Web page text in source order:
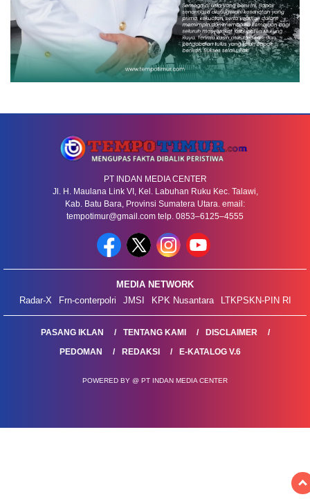
PT INDAN MEDIA CENTER
Jl. H. Maulana Link VI, Kel. Labuhan Ruku Kec. Talawi,
Kab. Batu Bara, Provinsi Sumatera Utara. email:
tempotimur@gmail.com telp. 0853–6125–4555
MEDIA NETWORK
Radar-X
Frn-conterpolri JMSI KPK Nusantara LTKPSKN-PIN RI
PASANG IKLAN TENTANG KAMI
DISCLAIMER
PEDOMAN
REDAKSI E-KATALOG V.6
POWERED BY @ PT INDAN MEDIA CENTER